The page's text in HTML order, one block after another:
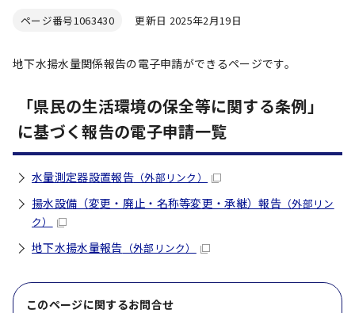
ページ番号1063430 更新日 2025年2月19日
地下水揚水量関係報告の電子申請ができるページです。
「県民の生活環境の保全等に関する条例」
に基づく報告の電子申請一覧
水量測定器設置報告（外部リンク）
揚水設備（変更・廃止・名称等変更・承継）報告 （外部リン
ク）
地下水揚水量報告 （外部リンク）
このページに関するお問合せ